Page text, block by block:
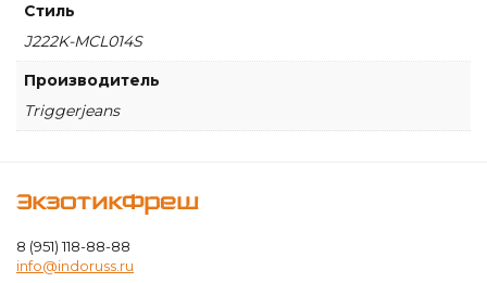
Стиль
J222K-MCL014S
Производитель
Triggerjeans
ЭкзотикФреш
8 (951) 118-88-88
info@indoruss.ru